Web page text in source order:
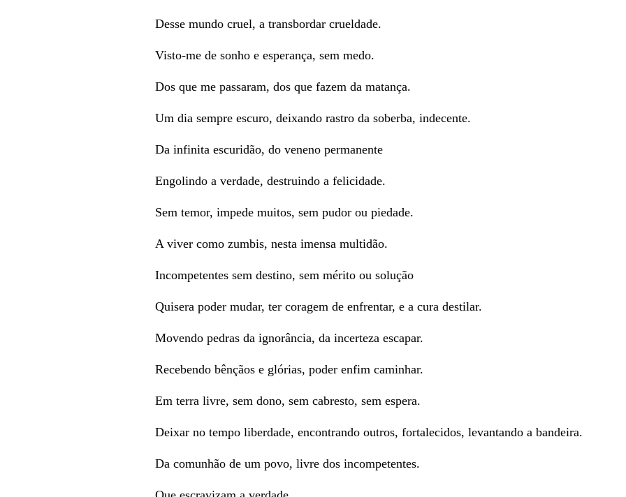
Desse mundo cruel, a transbordar crueldade.
Visto-me de sonho e esperança, sem medo.
Dos que me passaram, dos que fazem da matança.
Um dia sempre escuro, deixando rastro da soberba, indecente.
Da infinita escuridão, do veneno permanente
Engolindo a verdade, destruindo a felicidade.
Sem temor, impede muitos, sem pudor ou piedade.
A viver como zumbis, nesta imensa multidão.
Incompetentes sem destino, sem mérito ou solução
Quisera poder mudar, ter coragem de enfrentar, e a cura destilar.
Movendo pedras da ignorância, da incerteza escapar.
Recebendo bênçãos e glórias, poder enfim caminhar.
Em terra livre, sem dono, sem cabresto, sem espera.
Deixar no tempo liberdade, encontrando outros, fortalecidos, levantando a bandeira.
Da comunhão de um povo, livre dos incompetentes.